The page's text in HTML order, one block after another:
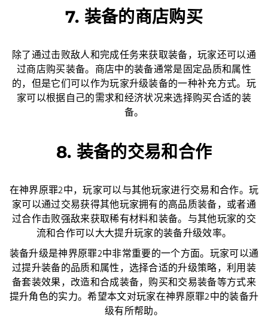
7. 装备的商店购买
除了通过击败敌人和完成任务来获取装备，玩家还可以通
过商店购买装备。商店中的装备通常是固定品质和属性
的，但是它们可以作为玩家升级装备的一种补充方式。玩
家可以根据自己的需求和经济状况来选择购买合适的装
备。
8. 装备的交易和合作
在神界原罪2中，玩家可以与其他玩家进行交易和合作。玩
家可以通过交易获得其他玩家拥有的高品质装备，或者通
过合作击败强敌来获取稀有材料和装备。与其他玩家的交
流和合作可以大大提升玩家的装备升级效率。
装备升级是神界原罪2中非常重要的一个方面。玩家可以通
过提升装备的品质和属性，选择合适的升级策略，利用装
备套装效果，改造和合成装备，购买和交易装备等方式来
提升角色的实力。希望本文对玩家在神界原罪2中的装备升
级有所帮助。